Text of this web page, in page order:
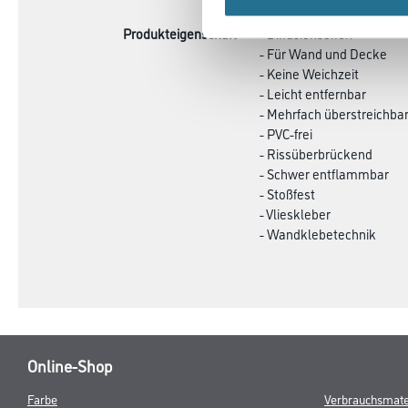
Produkteigenschaft
- Diffusionsoffen
- Für Wand und Decke
- Keine Weichzeit
- Leicht entfernbar
- Mehrfach überstreichbar
- PVC-frei
- Rissüberbrückend
- Schwer entflammbar
- Stoßfest
- Vlieskleber
- Wandklebetechnik
Online-Shop
Farbe